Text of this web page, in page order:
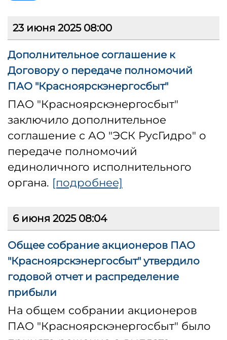
23 июня 2025 08:00
Дополнительное соглашение к
Договору о передаче полномочий
ПАО "Красноярскэнергосбыт"
ПАО "Красноярскэнергосбыт"
заключило дополнительное
соглашение с АО "ЭСК РусГидро" о
передаче полномочий
единоличного исполнительного
органа. [подробнее]
6 июня 2025 08:04
Общее собрание акционеров ПАО
"Красноярскэнергосбыт" утвердило
годовой отчет и распределение
прибыли
На общем собрании акционеров
ПАО "Красноярскэнергосбыт" было